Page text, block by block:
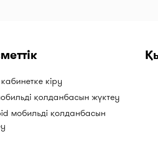
кіру
қолданбасын жүктеу
мобильді қолданбасын